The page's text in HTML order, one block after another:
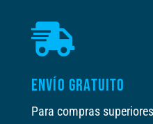

ENVÍO GRATUITO
Para compras